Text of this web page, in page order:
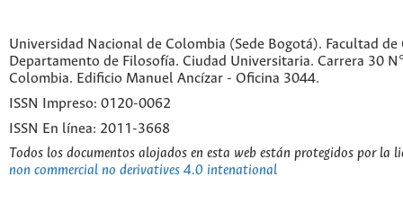
Universidad Nacional de Colombia (Sede Bogotá). Facultad de
Departamento de Filosofía. Ciudad Universitaria. Carrera 30
Colombia. Edificio Manuel Ancízar - Oficina 3044.
ISSN Impreso: 0120-0062
ISSN En línea: 2011-3668
Todos los documentos alojados en esta web están protegidos por la
non commercial no derivatives 4.0 intenational